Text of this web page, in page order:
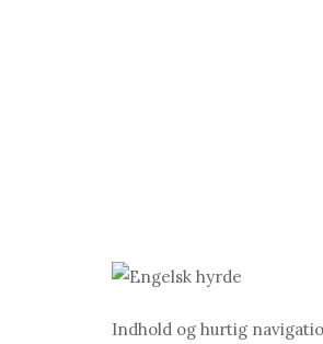
Indhold og hurtig